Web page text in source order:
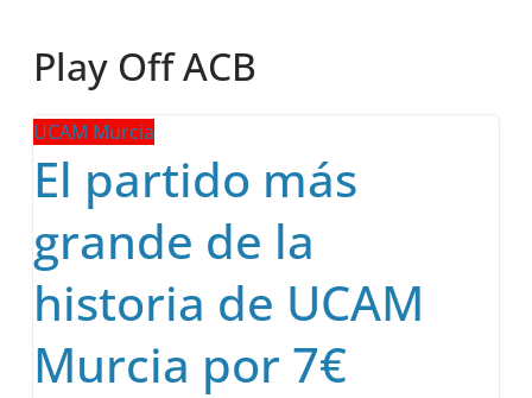
Play Off ACB
UCAM Murcia
El partido más
grande de la
historia de UCAM
Murcia por 7€